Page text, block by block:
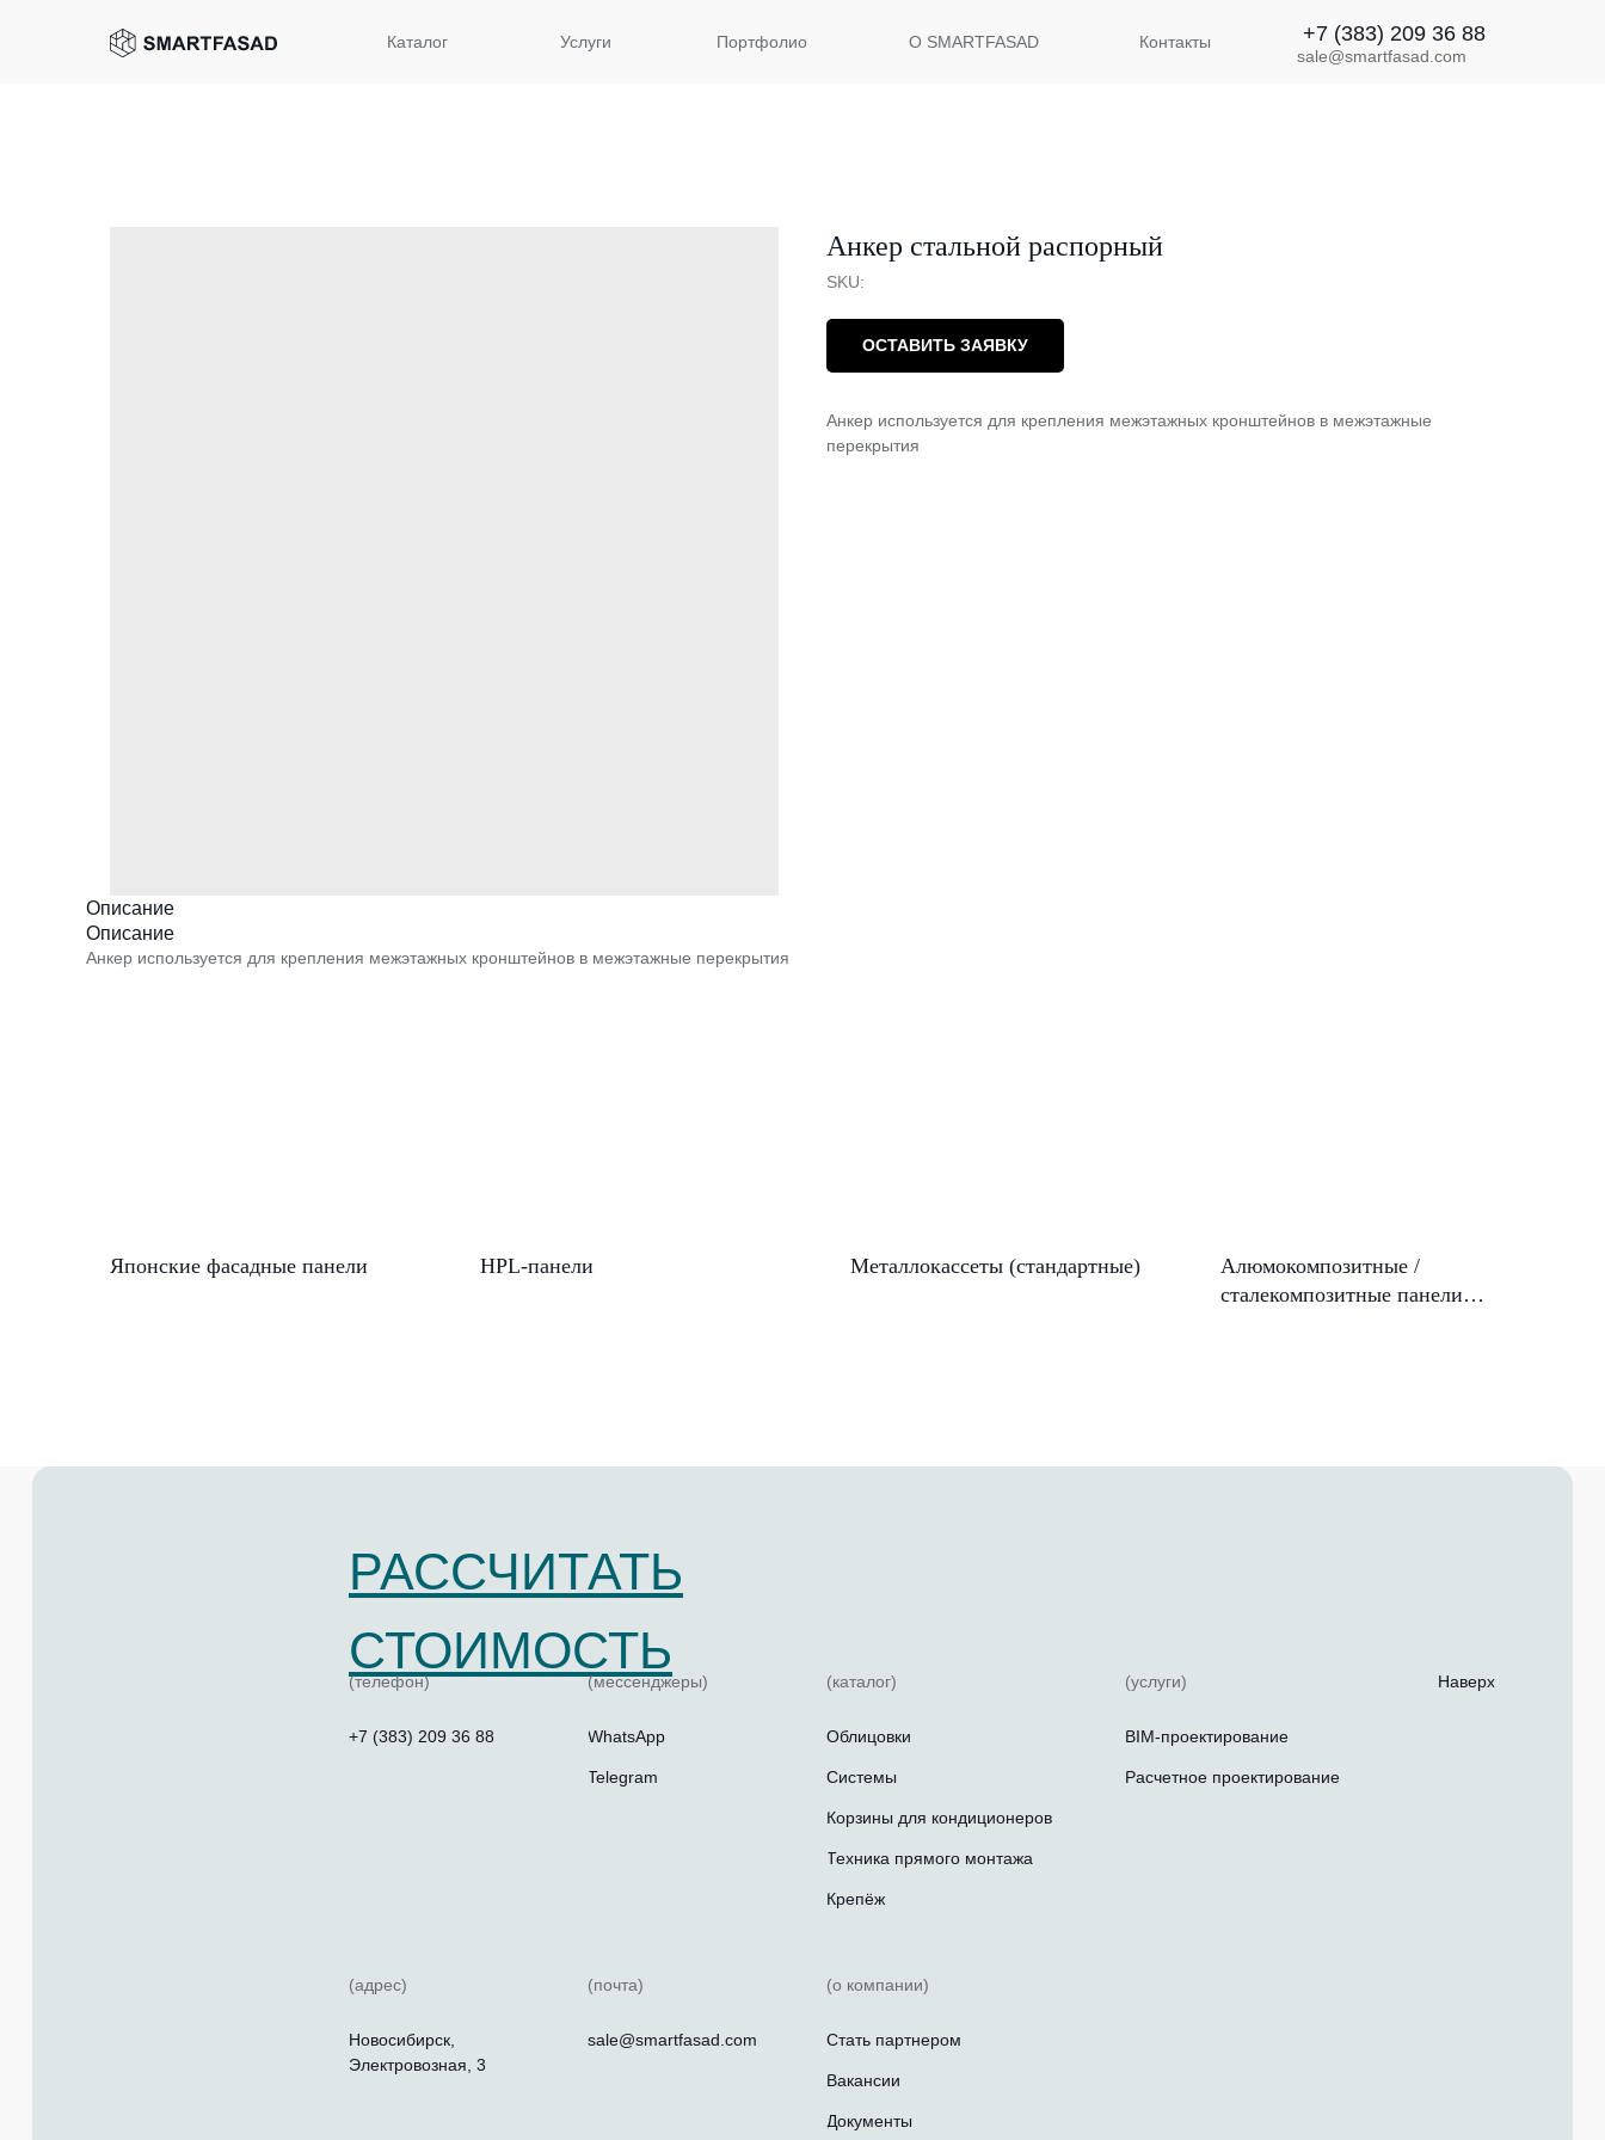
sale@smartfasad.com
+7 (383) 209 36 88
Услуги Портфолио О SMARTFASAD Контакты
Каталог
Анкер стальной распорный
SKU:
ОСТАВИТЬ ЗАЯВКУ
Анкер используется для крепления межэтажных кронштейнов в межэтажные
перекрытия
Описание
Описание
Анкер используется для крепления межэтажных кронштейнов в межэтажные перекрытия
Японские фасадные панели HPL-панели Металлокассеты (стандартные)
Алюмокомпозитные /
сталекомпозитные панели
РАССЧИТАТЬ
СТОИМОСТЬ
(телефон) (мессенджеры) (каталог) (услуги)
(о компании)
(почта)
(адрес)
Новосибирск,
Электровозная, 3
Наверх
sale@smartfasad.com
+7 (383) 209 36 88 WhatsApp
Telegram
Облицовки
Системы
Корзины для кондиционеров
BIM-проектирование
Расчетное проектирование
Стать партнером
Вакансии
Документы
Техника прямого монтажа
Крепёж